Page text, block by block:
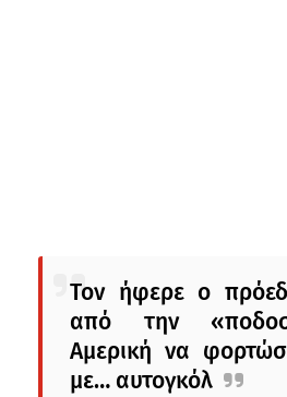
Τον ήφερε ο
από την
Αμερική να
με… αυτογκόλ